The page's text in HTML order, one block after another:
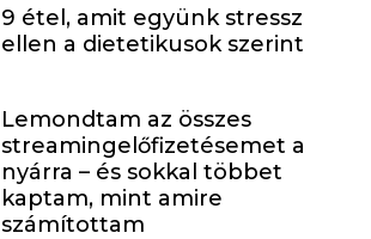
9 étel, amit együnk stressz
ellen a dietetikusok szerint
Lemondtam az összes
streamingelőfizetésemet a
nyárra – és sokkal többet
kaptam, mint amire
számítottam